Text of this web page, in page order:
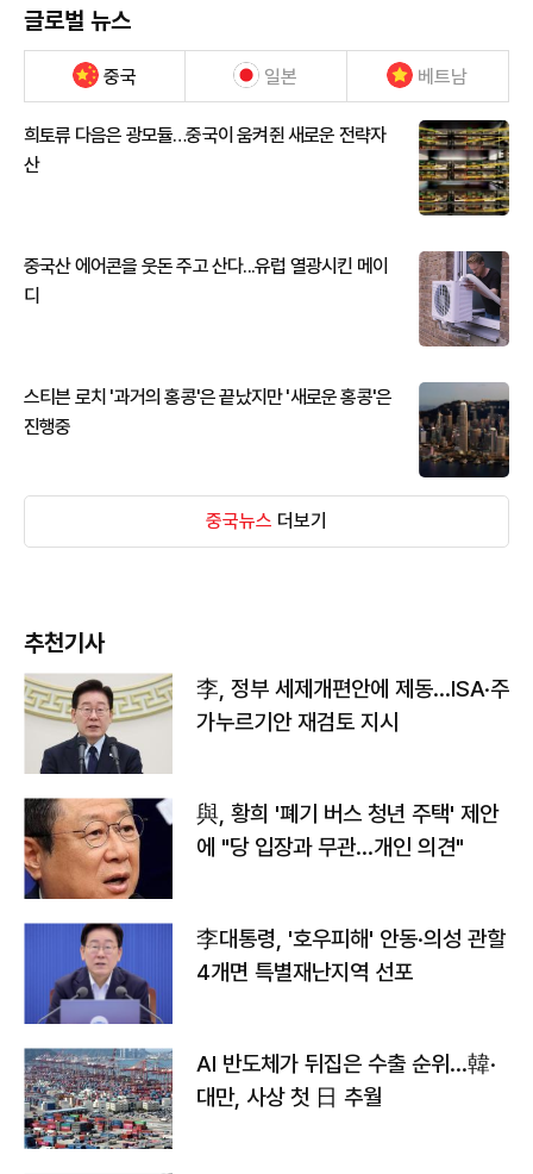
글로벌 뉴스
중국 일본 베트남
희토류 다음은 광모듈…중국이 움켜쥔 새로운 전략자
산
중국산 에어콘을 웃돈 주고 산다...유럽 열광시킨 메이
디
스티븐 로치 '과거의 홍콩'은 끝났지만 '새로운 홍콩'은
진행중
중국뉴스 더보기
추천기사
李, 정부 세제개편안에 제동…ISA·주
가누르기안 재검토 지시
與, 황희 '폐기 버스 청년 주택' 제안
에 "당 입장과 무관…개인 의견"
李대통령, '호우피해' 안동·의성 관할
4개면 특별재난지역 선포
AI 반도체가 뒤집은 수출 순위…韓·
대만, 사상 첫 日 추월